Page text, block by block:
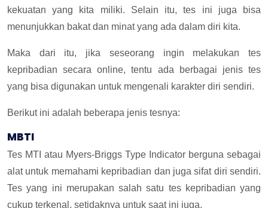
kekuatan yang kita miliki. Selain itu, tes ini juga bisa
menunjukkan bakat dan minat yang ada dalam diri kita.
Maka dari itu, jika seseorang ingin melakukan tes
kepribadian secara online, tentu ada berbagai jenis tes
yang bisa digunakan untuk mengenali karakter diri sendiri.
Berikut ini adalah beberapa jenis tesnya:
MBTI
Tes MTI atau Myers-Briggs Type Indicator berguna sebagai
alat untuk memahami kepribadian dan juga sifat diri sendiri.
Tes yang ini merupakan salah satu tes kepribadian yang
cukup terkenal, setidaknya untuk saat ini juga.